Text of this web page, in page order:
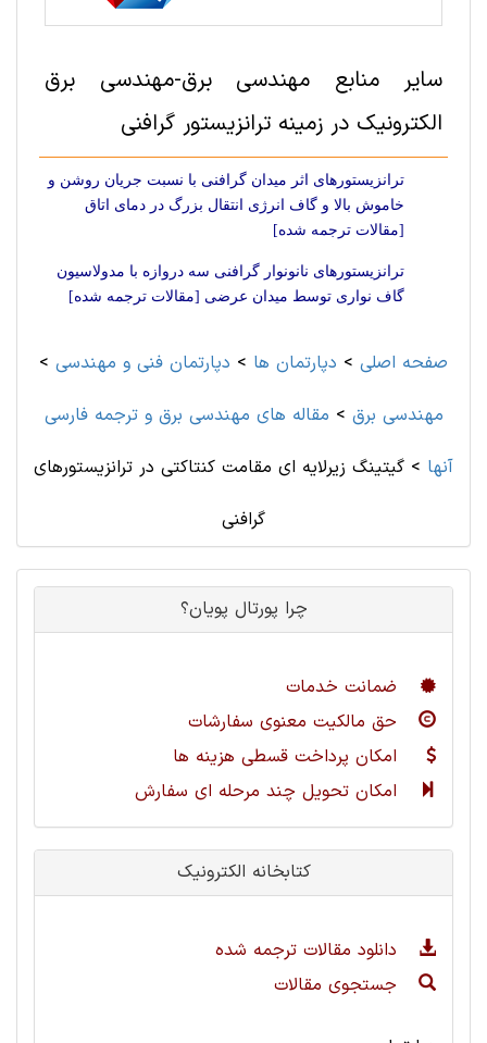
سایر منابع مهندسی برق-مهندسی برق
الکترونیک در زمینه ترانزیستور گرافنی
ترانزیستورهای اثر میدان گرافنی با نسبت جریان روشن و
خاموش بالا و گاف انرژی انتقال بزرگ در دمای اتاق
[مقالات ترجمه شده]
ترانزیستورهای نانونوار گرافنی سه دروازه با مدولاسیون
گاف نواری توسط میدان عرضی [مقالات ترجمه شده]
صفحه اصلی > دپارتمان ها > دپارتمان فنی و مهندسی >
مهندسی برق > مقاله های مهندسی برق و ترجمه فارسی
آنها > گیتینگ زیرلایه ای مقامت کنتاکتی در ترانزیستورهای
گرافنی
چرا پورتال پویان؟
ضمانت خدمات
حق مالکیت معنوی سفارشات
امکان پرداخت قسطی هزینه ها
امکان تحویل چند مرحله ای سفارش
کتابخانه الکترونیک
دانلود مقالات ترجمه شده
جستجوی مقالات